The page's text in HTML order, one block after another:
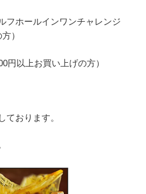
フホールインワンチャレンジ
）
円以上お買い上げの方）
ております。